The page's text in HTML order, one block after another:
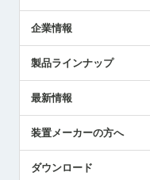
企業情報
ごあいさつ
受賞履歴
採用情報
国/地域/言語
製品ラインナップ
ツールセッタ製品
エアマイクロセンサ製品
最新情報
メトロールの技術
社員ブログ
装置メーカーの方へ
ダウンロード